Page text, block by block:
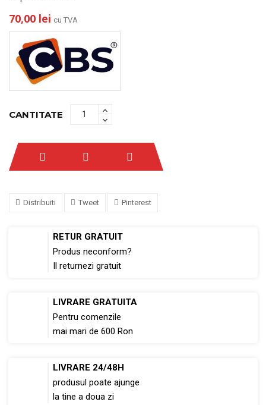
70,00 lei cu TVA
CANTITATE
Distribuiti Tweet Pinterest
RETUR GRATUIT
Produs neconform?
Il returnezi gratuit
LIVRARE GRATUITA
Pentru comenzile
mai mari de 600 Ron
LIVRARE 24/48H
produsul poate ajunge
la tine a doua zi